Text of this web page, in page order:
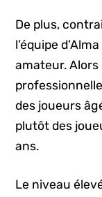
De plus,
l’équipe
amateur.
des joueurs
plutôt des
ans.
Le niveau